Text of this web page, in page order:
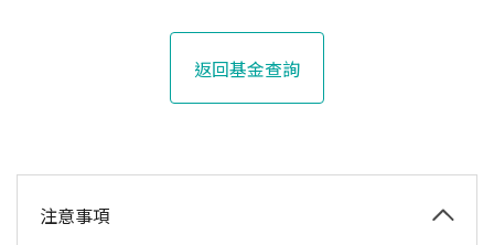
返回基金查詢
注意事項